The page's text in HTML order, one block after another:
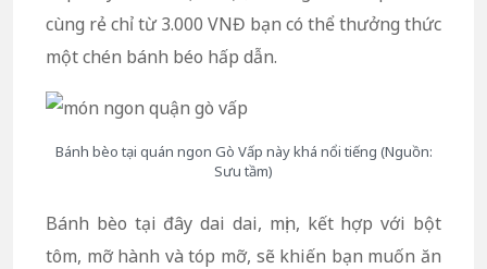
cùng rẻ chỉ từ 3.000 VNĐ bạn có thể thưởng thức
một chén bánh béo hấp dẫn.
Bánh bèo tại quán ngon Gò Vấp này khá nổi tiếng (Nguồn:
Sưu tầm)
Bánh bèo tại đây dai dai, mịn, kết hợp với bột
tôm, mỡ hành và tóp mỡ, sẽ khiến bạn muốn ăn